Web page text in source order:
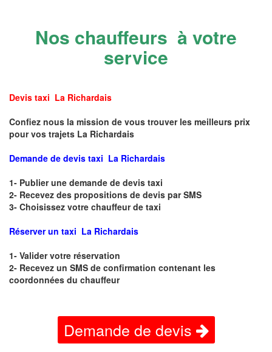
Nos chauffeurs à votre
service
Devis taxi La Richardais
Confiez nous la mission de vous trouver les meilleurs prix
pour vos trajets La Richardais
Demande de devis taxi La Richardais
1- Publier une demande de devis taxi
2- Recevez des propositions de devis par SMS
3- Choisissez votre chauffeur de taxi
Réserver un taxi La Richardais
1- Valider votre réservation
2- Recevez un SMS de confirmation contenant les
coordonnées du chauffeur
Demande de devis